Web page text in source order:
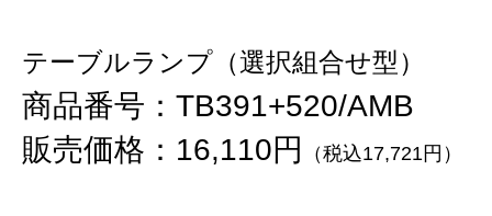
テーブルランプ（選択組合せ型）
商品番号：TB391+520/AMB
販売価格：16,110円
（税込17,721円）